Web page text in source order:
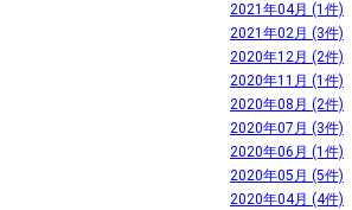
2021年04月 (1件)
2021年02月 (3件)
2020年12月 (2件)
2020年11月 (1件)
2020年08月 (2件)
2020年07月 (3件)
2020年06月 (1件)
2020年05月 (5件)
2020年04月 (4件)